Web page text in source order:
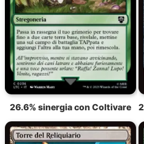
26.6% sinergia con Coltivare